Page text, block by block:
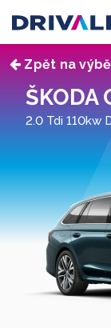
Zpět na
ŠKODA
2.0 Tdi 110kw